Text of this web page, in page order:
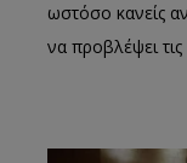
ωστόσο κανείς
να προβλέψει τις